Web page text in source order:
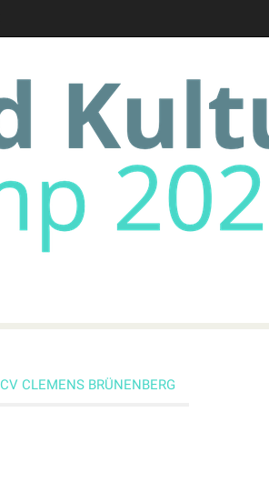
CV CLEMENS BRÜNENBERG